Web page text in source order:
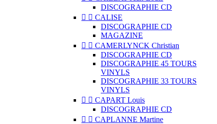
DISCOGRAPHIE CD
  CALISE
DISCOGRAPHIE CD
MAGAZINE
  CAMERLYNCK Christian
DISCOGRAPHIE CD
DISCOGRAPHIE 45 TOURS
VINYLS
DISCOGRAPHIE 33 TOURS
VINYLS
  CAPART Louis
DISCOGRAPHIE CD
  CAPLANNE Martine